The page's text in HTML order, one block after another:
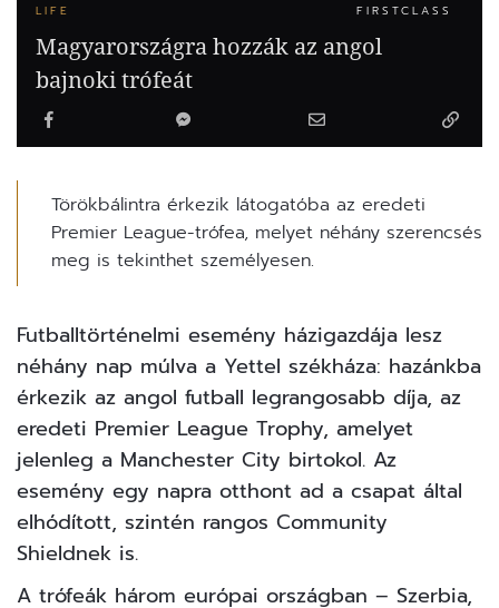
LIFE FIRSTCLASS
Magyarországra hozzák az angol
bajnoki trófeát
Törökbálintra érkezik látogatóba az eredeti
Premier League-trófea, melyet néhány szerencsés
meg is tekinthet személyesen.
Futballtörténelmi esemény házigazdája lesz
néhány nap múlva a Yettel székháza: hazánkba
érkezik az angol futball legrangosabb díja, az
eredeti Premier League Trophy, amelyet
jelenleg a Manchester City birtokol. Az
esemény egy napra otthont ad a csapat által
elhódított, szintén rangos Community
Shieldnek is.
A trófeák három európai országban – Szerbia,